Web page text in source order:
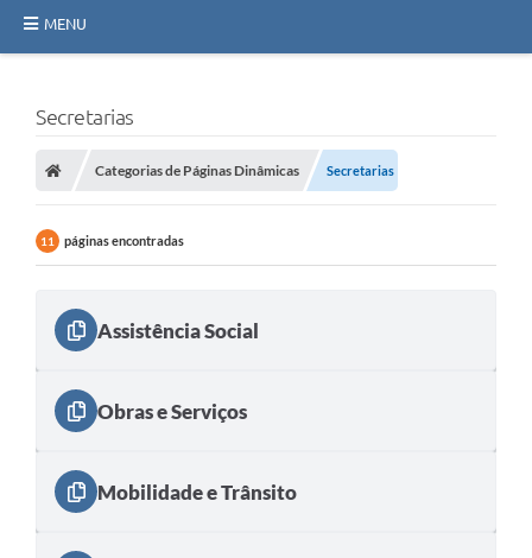
MENU
Secretarias
Licitações / PCA
Transparência
Legislação
Galeria de Fotos
Ouvidoria
Arquivos para Download
Secretarias
Categorias de Páginas Dinâmicas Secretarias
11 páginas encontradas
Assistência Social
Obras e Serviços
Mobilidade e Trânsito